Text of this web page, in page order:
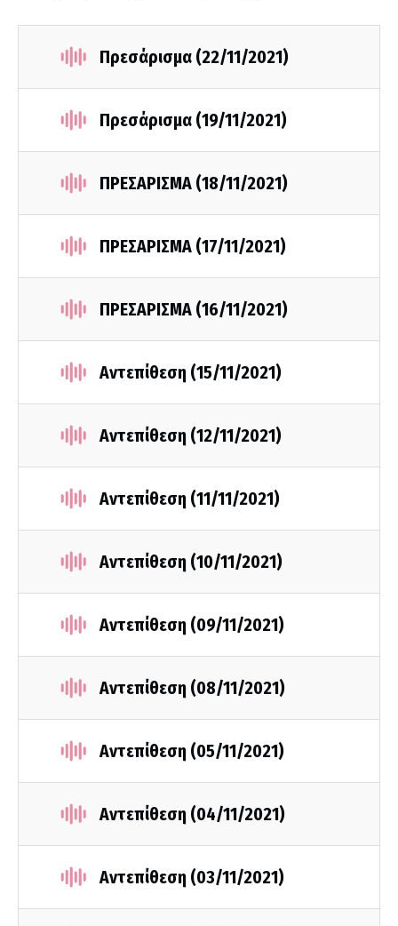
Πρεσάρισμα (22/11/2021)
Πρεσάρισμα (19/11/2021)
ΠΡΕΣΑΡΙΣΜΑ (18/11/2021)
ΠΡΕΣΑΡΙΣΜΑ (17/11/2021)
ΠΡΕΣΑΡΙΣΜΑ (16/11/2021)
Αντεπίθεση (15/11/2021)
Αντεπίθεση (12/11/2021)
Αντεπίθεση (11/11/2021)
Αντεπίθεση (10/11/2021)
Αντεπίθεση (09/11/2021)
Αντεπίθεση (08/11/2021)
Αντεπίθεση (05/11/2021)
Αντεπίθεση (04/11/2021)
Αντεπίθεση (03/11/2021)